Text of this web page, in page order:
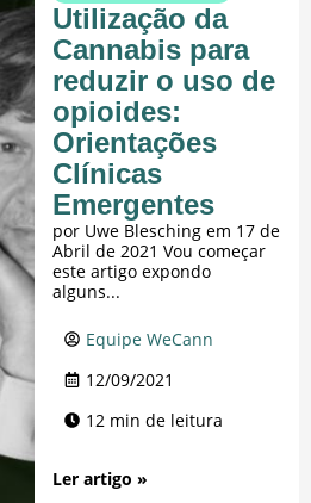
Utilização da
Cannabis para
reduzir o uso de
opioides:
Orientações
Clínicas
Emergentes
por Uwe Blesching em 17 de
Abril de 2021 Vou começar
este artigo expondo
alguns...
Equipe WeCann
12/09/2021
12 min de leitura
Ler artigo »